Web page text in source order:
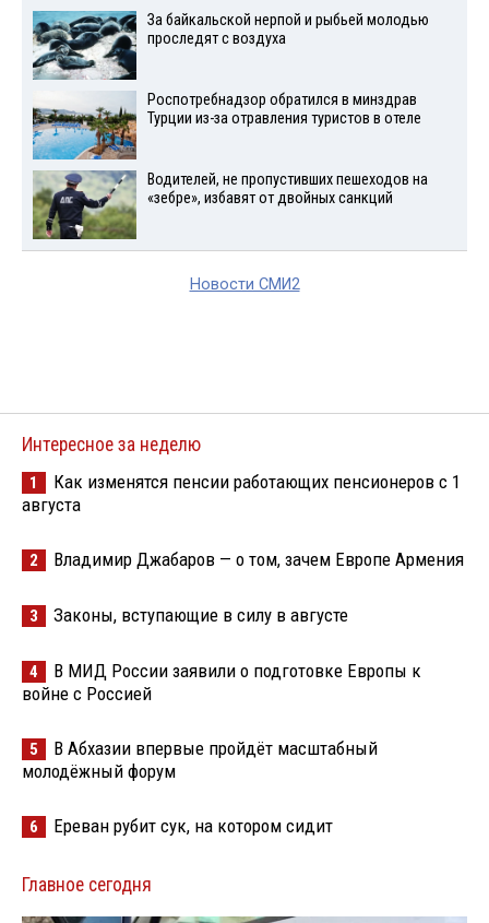
За байкальской нерпой и рыбьей молодью
проследят с воздуха
Роспотребнадзор обратился в минздрав
Турции из-за отравления туристов в отеле
Водителей, не пропустивших пешеходов на
«зебре», избавят от двойных санкций
Новости СМИ2
Интересное за неделю
1
Как изменятся пенсии работающих пенсионеров с 1
августа
2 Владимир Джабаров — о том, зачем Европе Армения
3 Законы, вступающие в силу в августе
4
В МИД России заявили о подготовке Европы к
войне с Россией
5
В Абхазии впервые пройдёт масштабный
молодёжный форум
6 Ереван рубит сук, на котором сидит
Главное сегодня